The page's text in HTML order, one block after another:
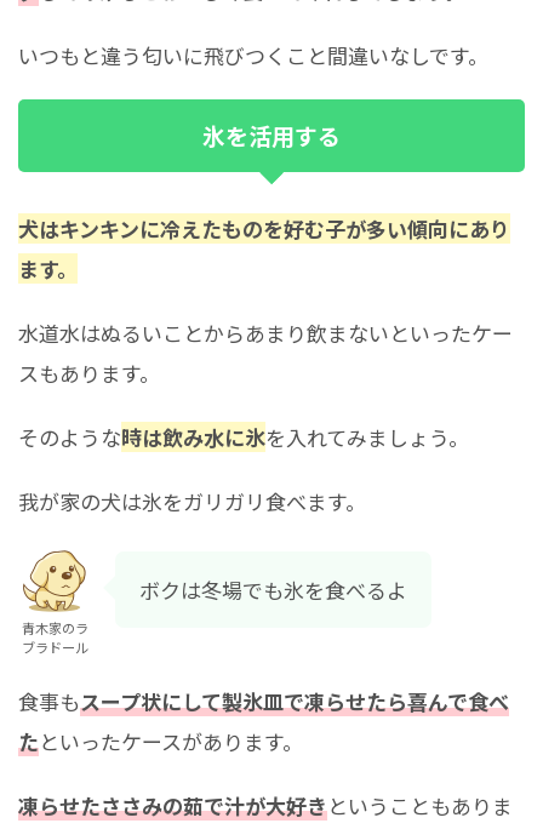
いつもと違う匂いに飛びつくこと間違いなしです。
氷を活用する
犬はキンキンに冷えたものを好む子が多い傾向にあり
ます。
水道水はぬるいことからあまり飲まないといったケー
スもあります。
そのような時は飲み水に氷を入れてみましょう。
我が家の犬は氷をガリガリ食べます。
青木家のラ
ブラドール
ボクは冬場でも氷を食べるよ
食事もスープ状にして製氷皿で凍らせたら喜んで食べ
たといったケースがあります。
凍らせたささみの茹で汁が大好きということもありま